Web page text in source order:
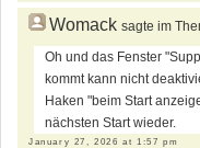
Womack sagte im
Oh und das Fenster
kommt kann nicht
Haken "beim Start
nächsten Start wieder.
January 27, 2026 at 1:57 pm